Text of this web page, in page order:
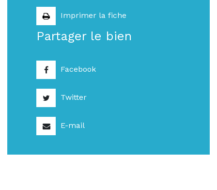
Imprimer la fiche
Partager le bien
Facebook
Twitter
E-mail